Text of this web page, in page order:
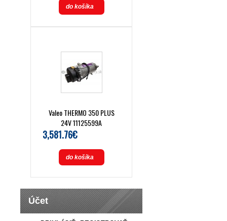
do košíka
Valeo THERMO 350 PLUS
24V 11125599A
3,581.76€
do košíka
Účet